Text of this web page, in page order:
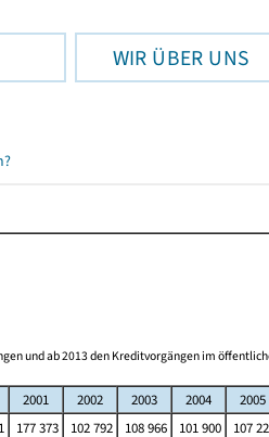
WIR ÜBER UNS
und ab 2013 den Kreditvorgängen im
2001 2002 2003 2004 2005
177 373 102 792 108 966 101 900 107